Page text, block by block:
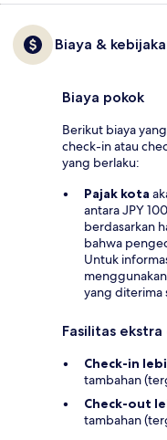
Biaya &
Biaya pokok
Berikut biaya
check-in atau
yang berlaku:
Pajak kota
antara JPY
berdasarkan
bahwa
Untuk
yang diterima
Fasilitas ekstra
Check-in
tambahan
Check-out
tambahan